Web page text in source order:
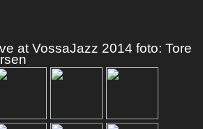
at VossaJazz 2014 foto: Tore